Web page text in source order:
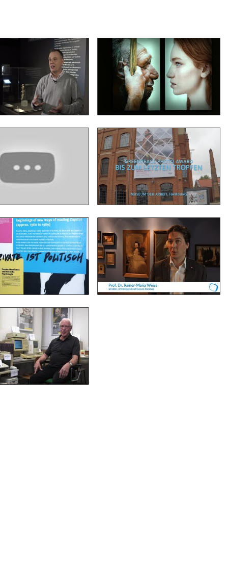
die Kunst der
| Kurator
Michael Merkel
anschauen
Zwei Millionen Jahre
Migration - Fakten gegen
"Fake News"
anschauen
- Bucerius
Kunst Forum
anschauen
Bis zum letzten Tropfen -
Greenpeace Photo Award
anschauen
Jahre Das Kapital -
Ausstellung im
Museum der Arbeit
anschauen
Enten im
Archäologischen Museum
Hamburg
anschauen
Computer-Museum
Universität Hamburg
anschauen